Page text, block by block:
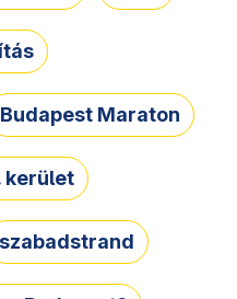
Budapest Maraton
szabadstrand